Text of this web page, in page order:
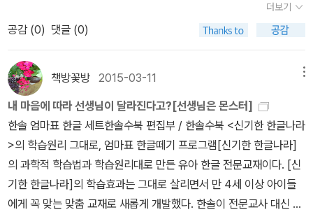
워 배를 타고 미국으로 떠난 걸 알게 됩니다. 생쥐도 배를 타고 미국으
로 가려 했지만 항구에서 기다리고 있는 굶주린 고양이 때문에 가지
못합니다. 고양이에게 쫓기던 생쥐는 하늘을 나는 박쥐를 보고 날개
를 만들면 대서양을 건널 수 있지 않을까 하는 상상을 하기 시작합니
다. 상상은 생쥐를 가만있게 하지 않았습니다. 생쥐는 하늘을 날 수 있
는 비행기를 만들기 위해 도시를 돌아다니며 부품을 수집하고 조립하
기 시작합니다. 이 과정을 그린 그림들은 마치 독자가 생쥐 옆에 있는
것 같은 착각을 일으킬 정도로 사실적이고 입체적입니다. 그래서 생
쥐가 설계하고 조립할 때, 독자도 비행기를 설계하고 조립하고 어떻
게 만들어야 할지 고민하게 만듭니다. 그러다 보니 독자는 생쥐가 하
늘을 날 수 있는 비행기를 만들었을 때 설레며 기뻐하다가 추락했을
더보기
공감 (0) 댓글 (0)
책방꽃방 2015-03-11
내 마음에 따라 선생님이 달라진다고?[선생님은 몬스터]
한솔 엄마표 한글 세트한솔수북 편집부 / 한솔수북 <신기한 한글나라
>의 학습원리 그대로, 엄마표 한글떼기 프로그램[신기한 한글나라]
의 과학적 학습법과 학습원리대로 만든 유아 한글 전문교재이다. [신
기한 한글나라]의 학습효과는 그대로 살리면서 만 4세 이상 아이들
에게 꼭 맞는 맞춤 교재로 새롭게 개발했다. 한솔이 전문교사 대신 엄